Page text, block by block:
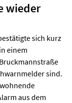
wieder
sich kurz
einem
sind.
aus dem